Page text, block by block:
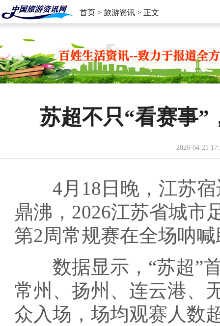
首页 > 旅游资讯 > 正文
苏超不只“看赛事”
2026-04-21
4月18日晚，江苏宿
鼎沸，2026江苏省城市
第2周常规赛在全场呐
数据显示，“苏超”首
常州、扬州、连云港、
众入场，场均观赛人数